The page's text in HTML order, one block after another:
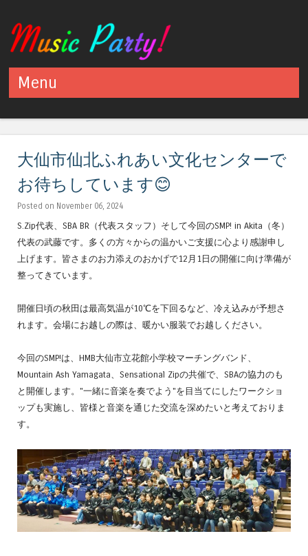
Menu
大仙市仙北ふれあい文化センターで
お待ちしています😊
Posted on November 06, 2024
S.Zip代表、SBA BR（代表スタッフ）そして今回のSMP! in Akita（冬）
代表の武藤です。多くの方々からの温かいご支援に心より感謝申し
上げます。皆さまのお力添えのおかげで12月1日の開催に向け準備が
整ってきています。
開催日頃の秋田は最高気温が10℃を下回るなど、冷え込みが予想さ
れます。会場にお越しの際は、暖かい服装でお越しください。
今回のSMP!は、HMB大仙市立花館小学校マーチングバンド、
Mountain Ash Yamagata、Sensational Zipの共催で、SBAの協力のも
と開催します。"一緒に音楽を奏でよう"を目当てにしたワークショ
ップも実施し、皆様と音楽を通じた交流を深めたいと考えておりま
す。